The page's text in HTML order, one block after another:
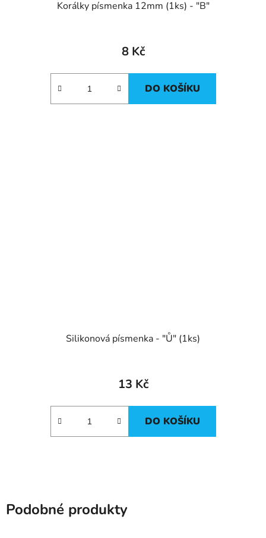
Korálky písmenka 12mm (1ks) - "B"
8 Kč
DO KOŠÍKU
Silikonová písmenka - "Ů" (1ks)
13 Kč
DO KOŠÍKU
Podobné produkty